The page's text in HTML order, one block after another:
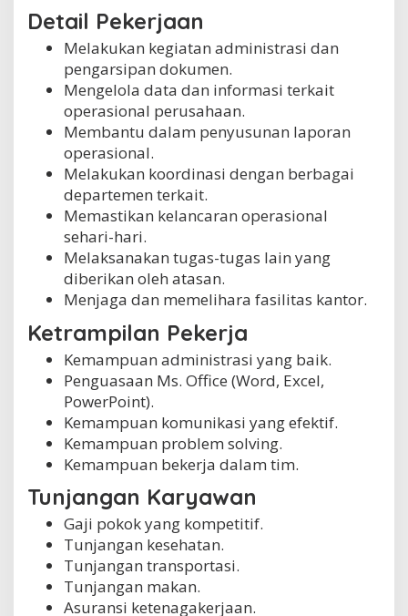
Detail Pekerjaan
Melakukan kegiatan administrasi dan
pengarsipan dokumen.
Mengelola data dan informasi terkait
operasional perusahaan.
Membantu dalam penyusunan laporan
operasional.
Melakukan koordinasi dengan berbagai
departemen terkait.
Memastikan kelancaran operasional
sehari-hari.
Melaksanakan tugas-tugas lain yang
diberikan oleh atasan.
Menjaga dan memelihara fasilitas kantor.
Ketrampilan Pekerja
Kemampuan administrasi yang baik.
Penguasaan Ms. Office (Word, Excel,
PowerPoint).
Kemampuan komunikasi yang efektif.
Kemampuan problem solving.
Kemampuan bekerja dalam tim.
Tunjangan Karyawan
Gaji pokok yang kompetitif.
Tunjangan kesehatan.
Tunjangan transportasi.
Tunjangan makan.
Asuransi ketenagakerjaan.